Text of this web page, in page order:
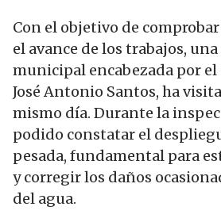
Con el objetivo de
el avance de los trabajos,
municipal encabezada por el
José Antonio Santos, ha
mismo día. Durante la
podido constatar el
pesada, fundamental para
y corregir los daños
del agua.